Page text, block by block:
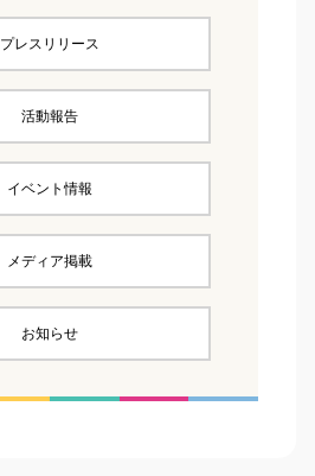
プレスリリース
活動報告
イベント情報
メディア掲載
お知らせ